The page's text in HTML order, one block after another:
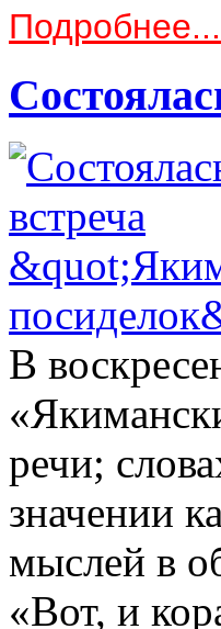
Подробнее...
В
речи;
значении
мыслей в
«Вот, и